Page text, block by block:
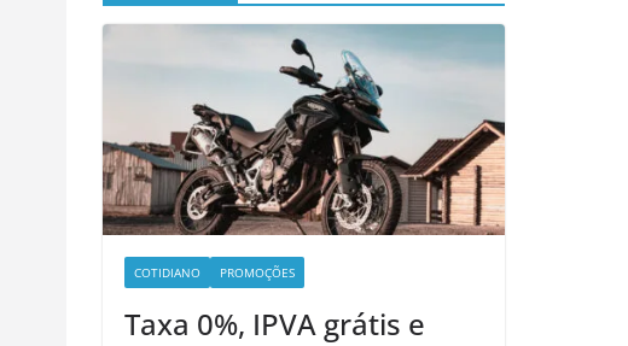
COTIDIANO PROMOÇÕES
Taxa 0%, IPVA grátis e